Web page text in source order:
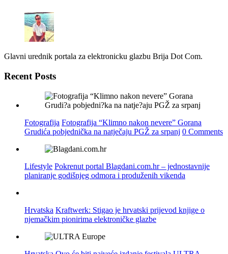
Glavni urednik portala za elektronicku glazbu Brija Dot Com.
Recent Posts
Fotografija Fotografija “Klimno nakon nevere” Gorana
Grudića pobjednička na natječaju PGŽ za srpanj 0 Comments
Lifestyle Pokrenut portal Blagdani.com.hr – jednostavnije
planiranje godišnjeg odmora i produženih vikenda
Hrvatska Kraftwerk: Stigao je hrvatski prijevod knjige o
njemačkim pionirima elektroničke glazbe